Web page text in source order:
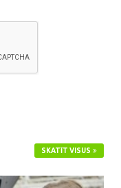
SKATĪT VISUS